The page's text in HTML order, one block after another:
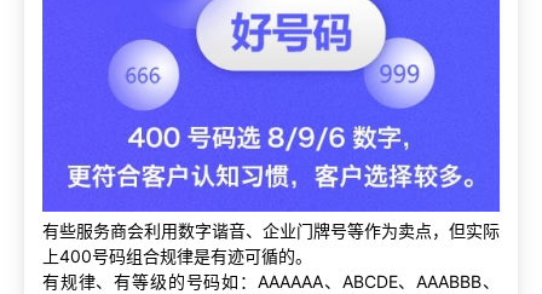
有些服务商会利用数字谐音、企业门牌号等作为卖点，但实际
上400号码组合规律是有迹可循的。
有规律、有等级的号码如：AAAAAA、ABCDE、AAABBB、